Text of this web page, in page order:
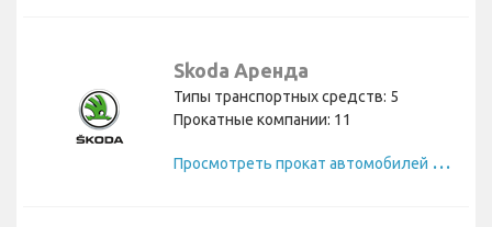
Skoda Аренда
Типы транспортных средств: 5
Прокатные компании: 11
П
росмотреть прокат автомобилей Skoda